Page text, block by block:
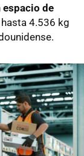
espacio de
4.536 kg